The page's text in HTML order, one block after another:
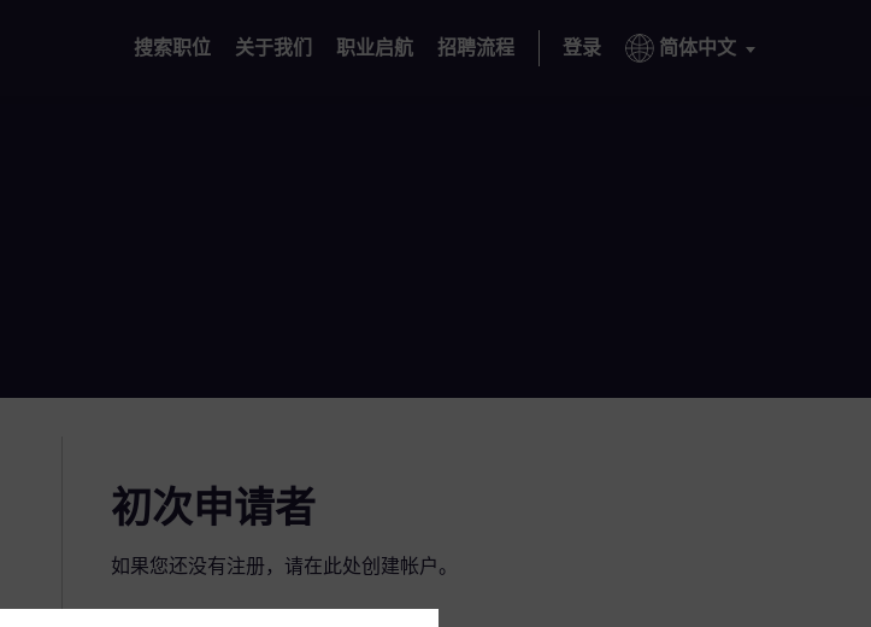
搜索职位 关于我们 职业启航 招聘流程 登录 简体中文
初次申请者
如果您还没有注册，请在此处创建帐户。